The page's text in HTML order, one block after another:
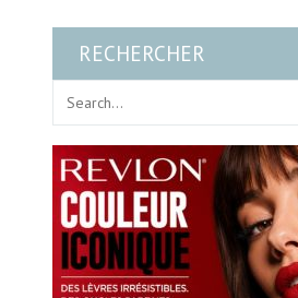
RECHERCHER